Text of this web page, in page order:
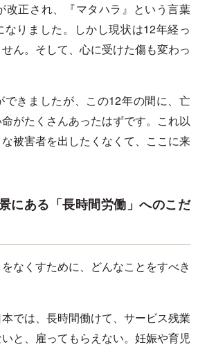
改正され、『マタハラ』という言葉
なりました。しかし現状は12年経っ
ん。そして、心に受けた傷も変わっ
できましたが、この12年の間に、亡
がたくさんあったはずです。これ以
被害者を出したくなくて、ここに来
にある「長時間労働」へのこだ
なくすために、どんなことをすべき
では、長時間働けて、サービス残業
と、雇ってもらえない。妊娠や育児